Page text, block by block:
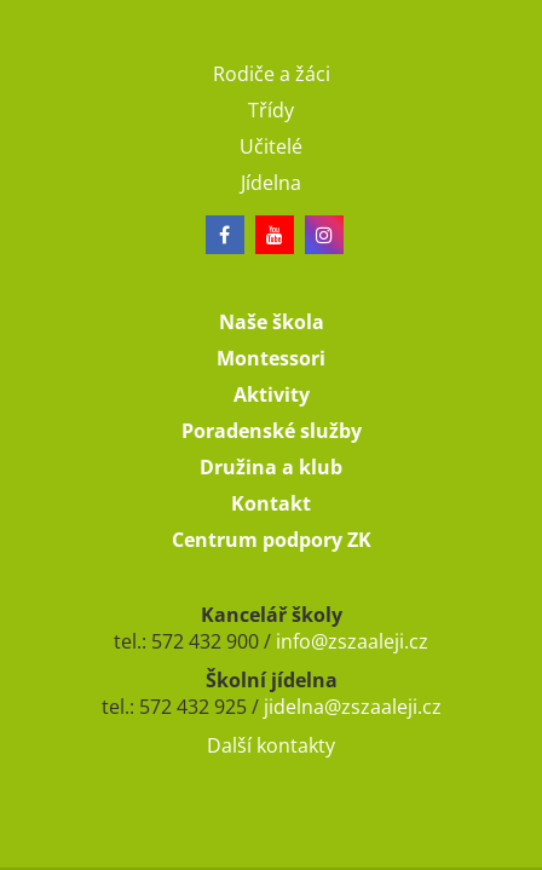
Rodiče a žáci
Třídy
Učitelé
Jídelna
Naše škola
Montessori
Aktivity
Poradenské služby
Družina a klub
Kontakt
Centrum podpory ZK
Kancelář školy
tel.: 572 432 900 / info@zszaaleji.cz
Školní jídelna
tel.: 572 432 925 / jidelna@zszaaleji.cz
Další kontakty